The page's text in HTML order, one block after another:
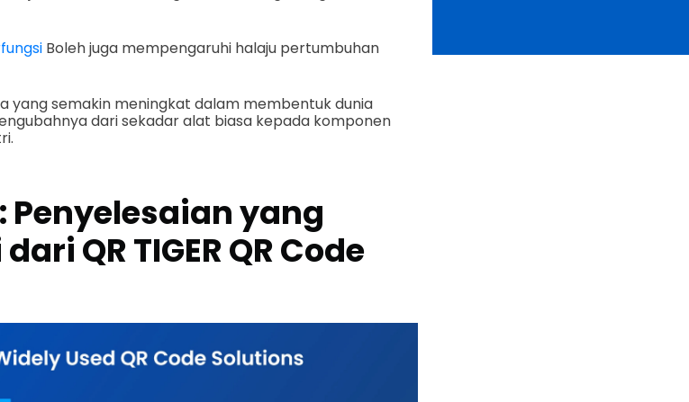
Boleh juga mempengaruhi halaju pertumbuhan
yang semakin meningkat dalam membentuk dunia
dari sekadar alat biasa kepada komponen
Penyelesaian yang
QR TIGER QR Code